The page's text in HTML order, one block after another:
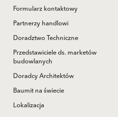
Formularz kontaktowy
Partnerzy handlowi
Doradztwo Techniczne
Przedstawiciele ds. marketów
budowlanych
Doradcy Architektów
Baumit na świecie
Lokalizacja